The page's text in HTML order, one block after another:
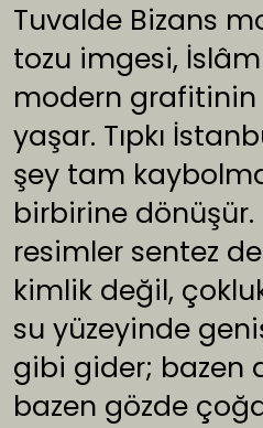
Tuvalde Bizans
tozu imgesi, İslâm
modern grafitinin
yaşar. Tıpkı
şey tam
birbirine dönüşür.
resimler sentez
kimlik değil,
su yüzeyinde
gibi gider; bazen
bazen gözde